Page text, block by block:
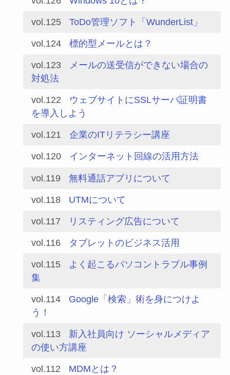
vol.125 ToDo管理ソフト「WunderList」
vol.124 標的型メールとは？
vol.123
メールの送受信ができない場合の
対処法
vol.122
ウェブサイトにSSLサーバ証明書
を導入しよう
vol.121 企業のITリテラシー講座
vol.120 インターネット回線の活用方法
vol.119 無料通話アプリについて
vol.118 UTMについて
vol.117 リスティング広告について
vol.116 タブレットのビジネス活用
vol.115
よく起こるパソコントラブル事例
集
vol.114
Google「検索」術を身につけよ
う！
vol.113
新入社員向け ソーシャルメディア
の使い方講座
vol.112 MDMとは？